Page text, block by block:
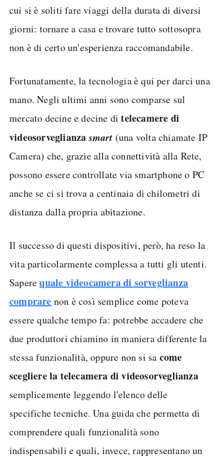
cui si è soliti fare viaggi della durata di diversi
giorni: tornare a casa e trovare tutto sottosopra
non è di certo un'esperienza raccomandabile.
Fortunatamente, la tecnologia è qui per darci una
mano. Negli ultimi anni sono comparse sul
mercato decine e decine ditelecamere di
videosorveglianzasmart (una volta chiamate IP
Camera) che, grazie alla connettività alla Rete,
possono essere controllate via smartphone o PC
anche se ci si trova a centinaia di chilometri di
distanza dalla propria abitazione.
Il successo di questi dispositivi, però, ha reso la
vita particolarmente complessa a tutti gli utenti.
Saperequale videocamera di sorveglianza
comprare non è così semplice come poteva
essere qualche tempo fa: potrebbe accadere che
due produttori chiamino in maniera differente la
stessa funzionalità, oppure non si sa come
scegliere la telecamera di videosorveglianza
semplicemente leggendo l'elenco delle
specifiche tecniche. Una guida che permetta di
comprendere quali funzionalità sono
indispensabili e quali, invece, rappresentano un